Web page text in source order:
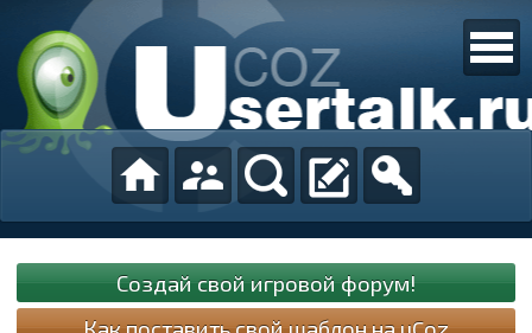
Создай свой игровой форум!
Как поставить свой шаблон на uCoz